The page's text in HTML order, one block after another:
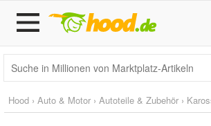
Hood › Auto & Motor › Autoteile & Zubehör ›